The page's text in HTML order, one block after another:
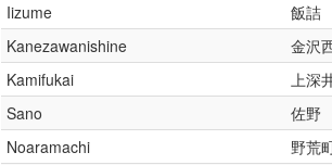
Iizume
飯詰
Kanezawanishine
金沢
Kamifukai
上深
Sano
佐野
Noaramachi
野荒